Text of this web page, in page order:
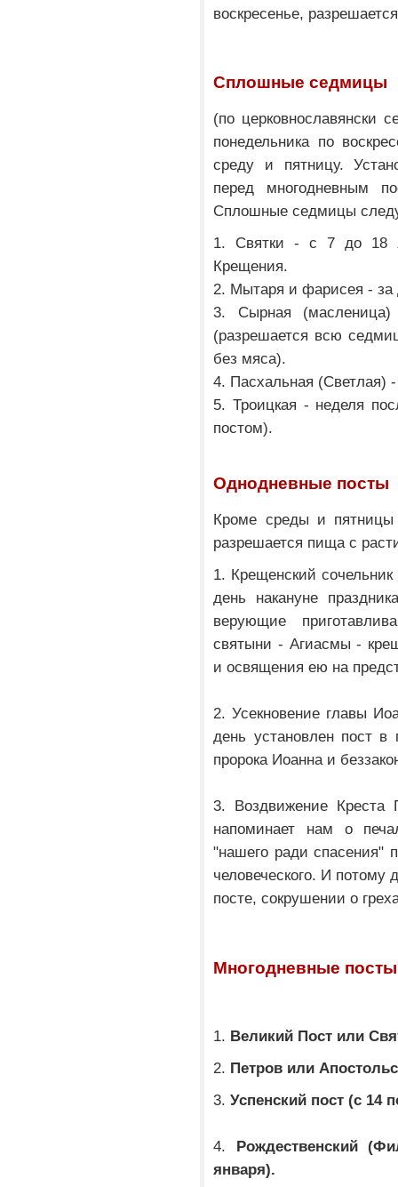
воскресенье,
Сплошные седмицы
(по церковнославянски
понедельника по
среду и пятницу.
перед многодневным
Сплошные седмицы
1. Святки - с 7 до 18
Крещения.
2. Мытаря и фарисея - за
3. Сырная
(разрешается всю
без мяса).
4. Пасхальная (Светлая)
5. Троицкая - неделя
постом).
Однодневные посты
Кроме среды и пятницы
разрешается пища с
1. Крещенский
день накануне
верующие
святыни - Агиасмы -
и освящения ею на
2. Усекновение главы
день установлен пост в
пророка Иоанна и
3. Воздвижение Креста
напоминает нам о
"нашего ради спасения"
человеческого. И потому
посте, сокрушении о
Многодневные
1. Великий Пост или
2. Петров или
3.Успенский пост (с 14
4. Рождественский
января).